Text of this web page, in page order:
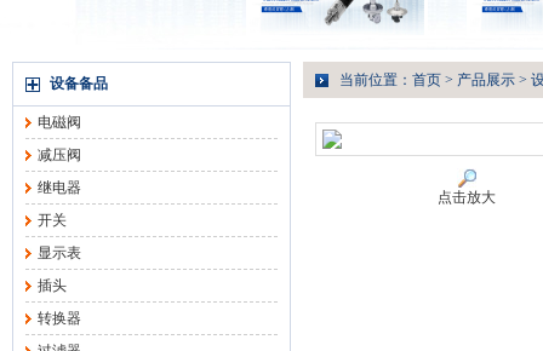
设备备品
电磁阀
减压阀
继电器
开关
显示表
插头
转换器
当前位置： 首页 > 产品展示 >
点击放大